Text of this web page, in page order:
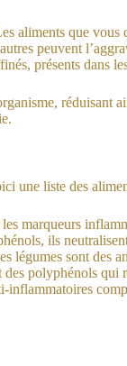
aliments que
peuvent
présents dans
réduisant
une liste des
marqueurs
ils
légumes sont des
polyphénols qui